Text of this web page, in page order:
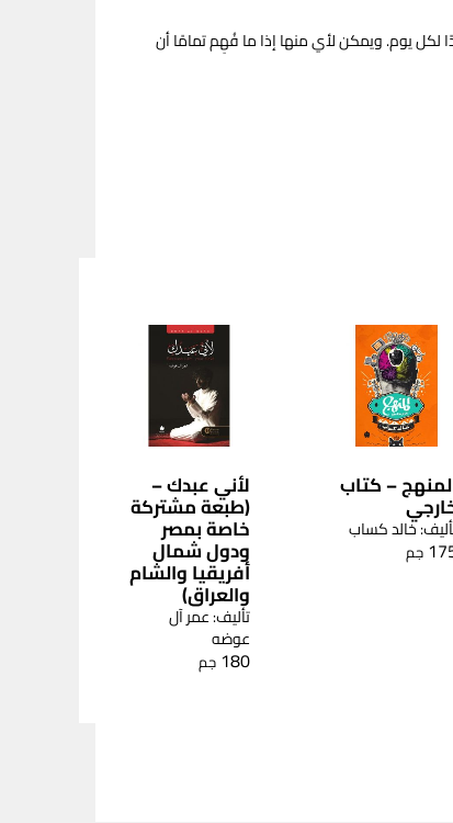
‏لكل يوم. ويمكن لأي منها إذا ما فُهِم تمامًا أن
– كتاب
خالد كساب
جم
لأني عبدك –
(طبعة مشتركة
خاصة بمصر
ودول شمال
أفريقيا والشام
والعراق)
تأليف: عمر آل
عوضه
180 جم